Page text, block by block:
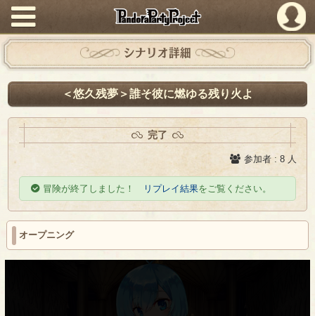
PandoraPartyProject
シナリオ詳細
＜悠久残夢＞誰そ彼に燃ゆる残り火よ
完了
参加者 : 8 人
冒険が終了しました！ リプレイ結果をご覧ください。
オープニング